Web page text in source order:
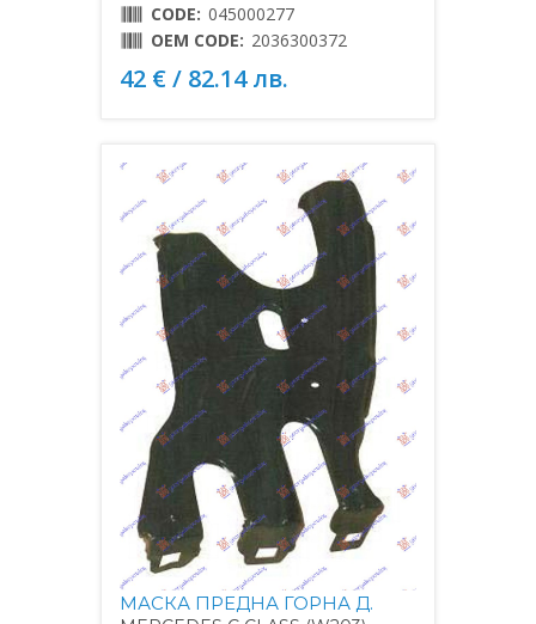
CODE: 045000277
OEM CODE: 2036300372
42 € / 82.14 лв.
МАСКА ПРЕДНА ГОРНА Д.